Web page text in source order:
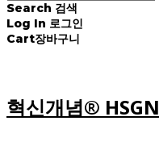
Search 검색
Log In 로그인
Cart장바구니
혁신개념® HSGN